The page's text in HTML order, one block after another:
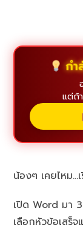
กำ
แต่ถ้า
น้องๆ เคยไหม…
เปิด Word มา
เลือกหัวข้อเสร็